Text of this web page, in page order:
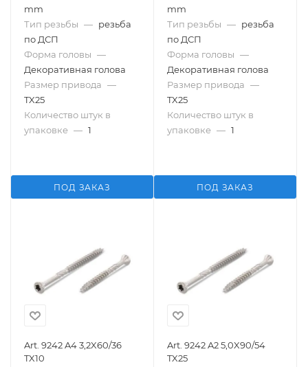
mm
Тип резьбы — резьба
по ДСП
Форма головы —
Декоративная голова
Размер привода —
TX25
Количество штук в
упаковке — 1
ПОД ЗАКАЗ
mm
Тип резьбы — резьба
по ДСП
Форма головы —
Декоративная голова
Размер привода —
TX25
Количество штук в
упаковке — 1
ПОД ЗАКАЗ
Art. 9242 A4 3,2X60/36
TX10
Art. 9242 A2 5,0X90/54
TX25